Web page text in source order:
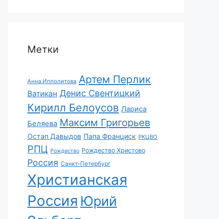
Метки
Анна Ипполитова Артем Перлик
Ватикан Денис Свентицкий
Кирилл Белоусов Лариса
Беляева Максим Григорьев
Остап Давыдов Папа Франциск РКЦВО
РПЦ Рождество Рождество Христово
Россия Санкт-Петербург
Христианская
Россия Юрий